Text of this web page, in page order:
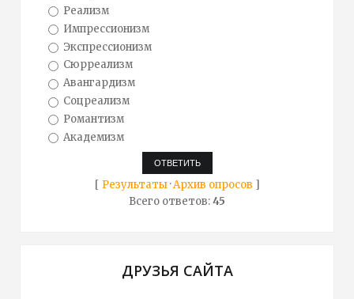
Реализм
Импрессионизм
Экспрессионизм
Сюрреализм
Авангардизм
Соцреализм
Романтизм
Академизм
[ Результаты·Архив опросов ]
Всего ответов:45
ДРУЗЬЯ САЙТА